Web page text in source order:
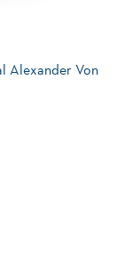
Alexander Von